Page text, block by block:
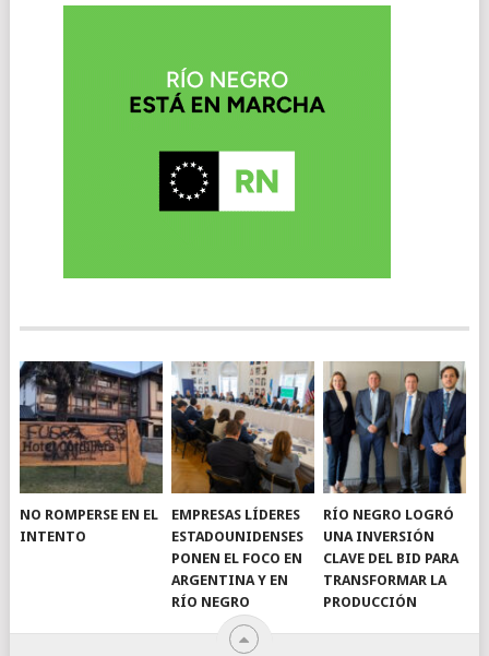
NO ROMPERSE EN EL
INTENTO
EMPRESAS LÍDERES
ESTADOUNIDENSES
PONEN EL FOCO EN
ARGENTINA Y EN
RÍO NEGRO
RÍO NEGRO LOGRÓ
UNA INVERSIÓN
CLAVE DEL BID PARA
TRANSFORMAR LA
PRODUCCIÓN